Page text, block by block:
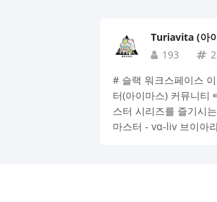
Turiavita (아
193
# 슬랙 워크스페이스
터(아이마스) 커뮤니티
스터 시리즈를 즐기시
마스터 - vα-liv 브이아